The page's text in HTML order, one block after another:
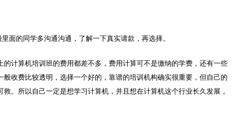
的同学多沟通沟通，了解一下真实请款，再选择。
算机培训班的费用都差不多，费用计算可不是缴纳的学费，还有一些
收费比较透明，选择一个好的，靠谱的培训机构确实很重要，但自己的
。所以自己一定是想学习计算机，并且想在计算机这个行业长久发展，